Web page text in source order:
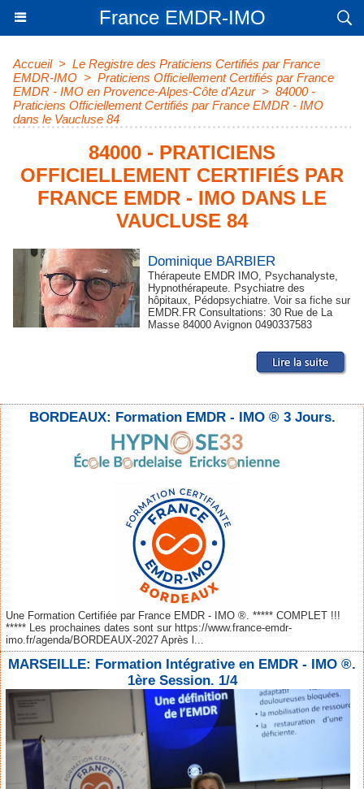
France EMDR-IMO
Accueil > Le Registre des Praticiens Certifiés par France
EMDR-IMO > Praticiens Officiellement Certifiés par France
EMDR - IMO en Provence-Alpes-Côte d'Azur > 84000 -
Praticiens Officiellement Certifiés par France EMDR - IMO
dans le Vaucluse 84
84000 - PRATICIENS
OFFICIELLEMENT CERTIFIÉS PAR
FRANCE EMDR - IMO DANS LE
VAUCLUSE 84
Dominique BARBIER
Thérapeute EMDR IMO, Psychanalyste,
Hypnothérapeute. Psychiatre des
hôpitaux, Pédopsychiatre. Voir sa fiche sur
EMDR.FR Consultations: 30 Rue de La
Masse 84000 Avignon 0490337583
BORDEAUX: Formation EMDR - IMO ® 3 Jours.
Une Formation Certifiée par France EMDR - IMO ®. ***** COMPLET !!!
***** Les prochaines dates sont sur https://www.france-emdr-
imo.fr/agenda/BORDEAUX-2027 Après l...
MARSEILLE: Formation Intégrative en EMDR - IMO ®.
1ère Session. 1/4